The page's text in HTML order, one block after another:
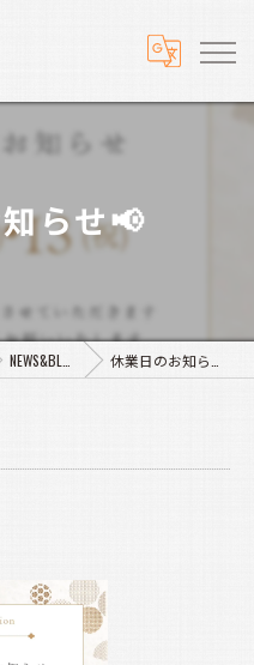
らせ📢
NEWS&BLOG 休業日のお知らせ📢